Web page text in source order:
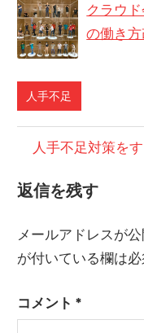
クラウ
の働き
人手不足
投
稿
ビ
ー
次
記
人手不足対策を
返信を残す
メールアドレスが
が付いている欄は
コメント*